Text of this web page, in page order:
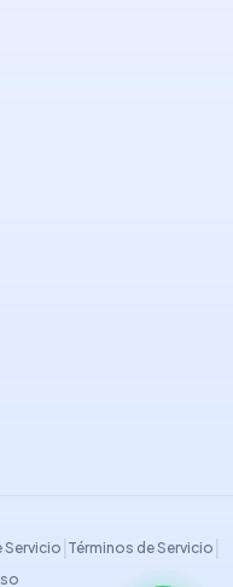
Servicio Términos de Servicio